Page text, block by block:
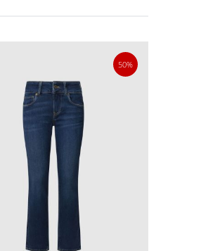
50%